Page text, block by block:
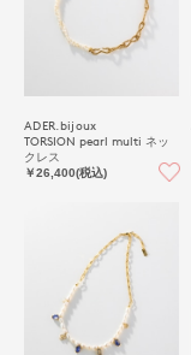
ADER.bijoux
TORSION pearl multi ネッ
クレス
￥26,400(税込)